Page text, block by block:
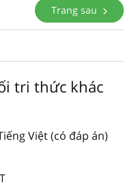
Trang sau
tri thức khác
Việt (có đáp án)